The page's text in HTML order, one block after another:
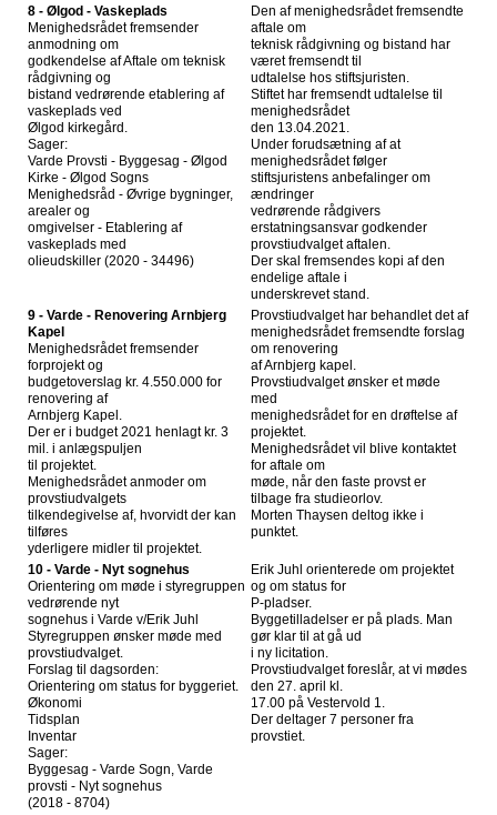
8 - Ølgod - Vaskeplads
Menighedsrådet fremsender
anmodning om
godkendelse af Aftale om teknisk
rådgivning og
bistand vedrørende etablering af
vaskeplads ved
Ølgod kirkegård.
Sager:
Varde Provsti - Byggesag - Ølgod
Kirke - Ølgod Sogns
Menighedsråd - Øvrige bygninger,
arealer og
omgivelser - Etablering af
vaskeplads med
olieudskiller (2020 - 34496)
Den af menighedsrådet fremsendte
aftale om
teknisk rådgivning og bistand har
været fremsendt til
udtalelse hos stiftsjuristen.
Stiftet har fremsendt udtalelse til
menighedsrådet
den 13.04.2021.
Under forudsætning af at
menighedsrådet følger
stiftsjuristens anbefalinger om
ændringer
vedrørende rådgivers
erstatningsansvar godkender
provstiudvalget aftalen.
Der skal fremsendes kopi af den
endelige aftale i
underskrevet stand.
9 - Varde - Renovering Arnbjerg
Kapel
Menighedsrådet fremsender
forprojekt og
budgetoverslag kr. 4.550.000 for
renovering af
Arnbjerg Kapel.
Der er i budget 2021 henlagt kr. 3
mil. i anlægspuljen
til projektet.
Menighedsrådet anmoder om
provstiudvalgets
tilkendegivelse af, hvorvidt der kan
tilføres
yderligere midler til projektet.
Provstiudvalget har behandlet det af
menighedsrådet fremsendte forslag
om renovering
af Arnbjerg kapel.
Provstiudvalget ønsker et møde
med
menighedsrådet for en drøftelse af
projektet.
Menighedsrådet vil blive kontaktet
for aftale om
møde, når den faste provst er
tilbage fra studieorlov.
Morten Thaysen deltog ikke i
punktet.
10 - Varde - Nyt sognehus
Orientering om møde i styregruppen
vedrørende nyt
sognehus i Varde v/Erik Juhl
Styregruppen ønsker møde med
provstiudvalget.
Forslag til dagsorden:
Orientering om status for byggeriet.
Økonomi
Tidsplan
Inventar
Sager:
Byggesag - Varde Sogn, Varde
provsti - Nyt sognehus
(2018 - 8704)
Erik Juhl orienterede om projektet
og om status for
P-pladser.
Byggetilladelser er på plads. Man
gør klar til at gå ud
i ny licitation.
Provstiudvalget foreslår, at vi mødes
den 27. april kl.
17.00 på Vestervold 1.
Der deltager 7 personer fra
provstiet.